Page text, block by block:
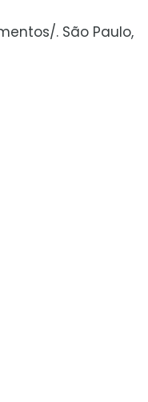
. São Paulo,